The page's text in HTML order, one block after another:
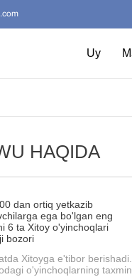
Uy
HAQIDA
Xitoyga e'tibor
o'yinchoqlarning